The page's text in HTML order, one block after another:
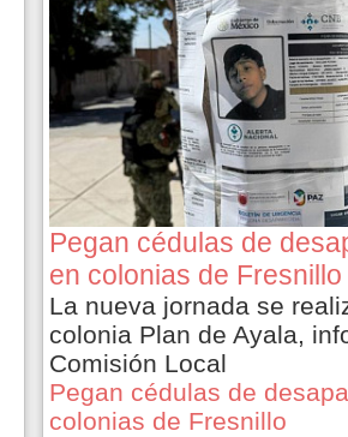
Pegan cédulas de
en colonias de Fresnillo
La nueva jornada se
colonia Plan de Ayala,
Comisión Local
Pegan cédulas de
colonias de Fresnillo